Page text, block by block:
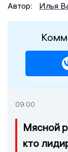
Автор:
Илья
09:00
Мясной
кто